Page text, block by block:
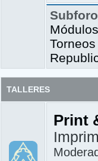
TALLERES
Print